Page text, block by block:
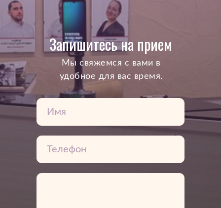
Запишитесь на прием
Mы свяжемся с вами в
удобное для вас время.